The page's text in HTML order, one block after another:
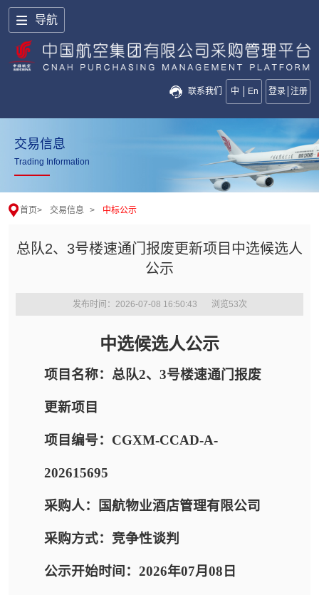
导航
联系我们 中 En 登录 注册
交易信息
Trading Information
首页> 交易信息 > 中标公示
总队2、3号楼速通门报废更新项目中选候选人
公示
发布时间：2026-07-08 16:50:43 浏览53次
中选候选人公示
项目名称：总队2、3号楼速通门报废
更新项目
项目编号：CGXM-CCAD-A-
202615695
采购人：国航物业酒店管理有限公司
采购方式：竞争性谈判
公示开始时间：2026年07月08日